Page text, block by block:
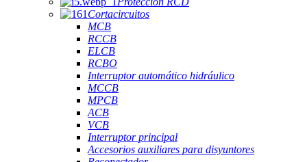
Cortacircuitos
MCB
RCCB
ELCB
RCBO
Interruptor automático hidráulico
MCCB
MPCB
ACB
VCB
Interruptor principal
Accesorios auxiliares para disyuntores